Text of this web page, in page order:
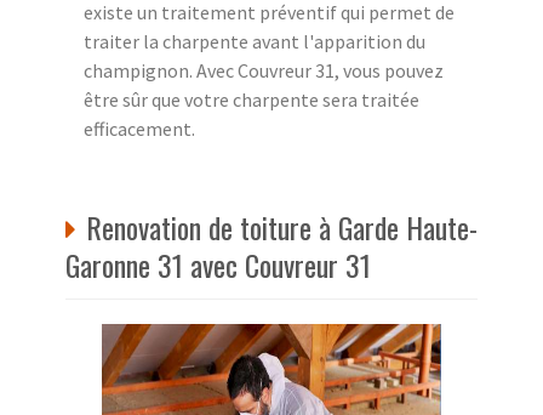
existe un traitement préventif qui permet de
traiter la charpente avant l'apparition du
champignon. Avec Couvreur 31, vous pouvez
être sûr que votre charpente sera traitée
efficacement.
Renovation de toiture à Garde Haute-
Garonne 31 avec Couvreur 31